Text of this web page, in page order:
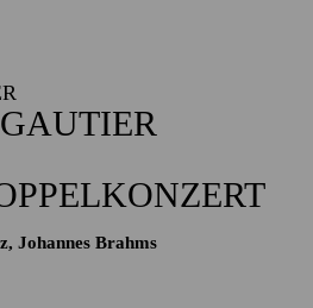
Johannes Brahms